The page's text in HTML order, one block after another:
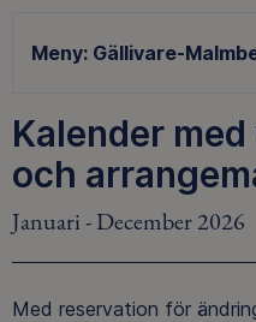
Meny: Gällivare-
Kalender
och
Januari - December 2026
Med reservation för